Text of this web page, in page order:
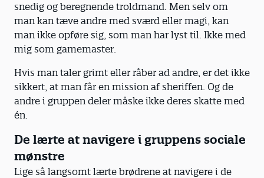
snedig og beregnende troldmand. Men selv om
man kan tæve andre med sværd eller magi, kan
man ikke opføre sig, som man har lyst til. Ikke med
mig som gamemaster.
Hvis man taler grimt eller råber ad andre, er det ikke
sikkert, at man får en mission af sheriffen. Og de
andre i gruppen deler måske ikke deres skatte med
én.
De lærte at navigere i gruppens sociale
mønstre
Lige så langsomt lærte brødrene at navigere i de